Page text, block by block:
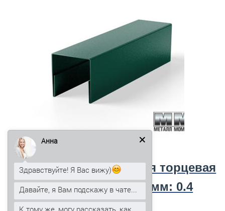
ПланкаП-образная торцевая
ППТ- 45х25 толщ., мм: 0.4
длина, мм: 3000
Анна
Здравствуйте! Я Вас вижу)
Давайте, я Вам подскажу в чате...
К тому же, могу рассказать, как